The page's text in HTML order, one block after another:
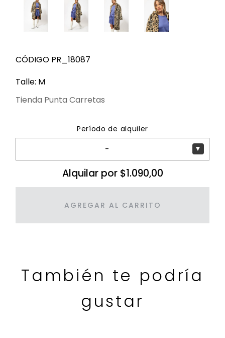
CÓDIGO PR_18087
Talle: M
Tienda Punta Carretas
Período de alquiler
-
▼
Alquilar por $1.090,00
AGREGAR AL CARRITO
También te podría
gustar